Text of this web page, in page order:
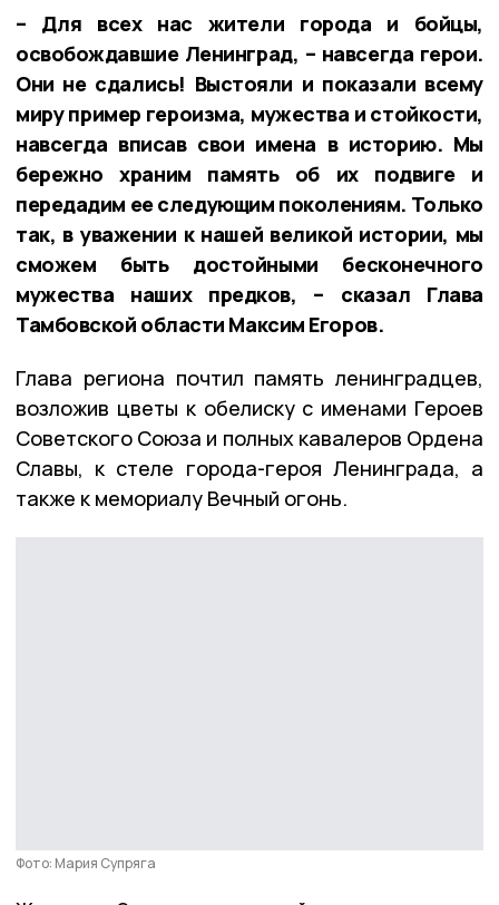
– Для всех нас жители города и бойцы,
освобождавшие Ленинград, – навсегда герои.
Они не сдались! Выстояли и показали всему
миру пример героизма, мужества и стойкости,
навсегда вписав свои имена в историю. Мы
бережно храним память об их подвиге и
передадим ее следующим поколениям. Только
так, в уважении к нашей великой истории, мы
сможем быть достойными бесконечного
мужества наших предков, – сказал Глава
Тамбовской области Максим Егоров.
Глава региона почтил память ленинградцев,
возложив цветы к обелиску с именами Героев
Советского Союза и полных кавалеров Ордена
Славы, к стеле города-героя Ленинграда, а
также к мемориалу Вечный огонь.
Фото: Мария Супряга